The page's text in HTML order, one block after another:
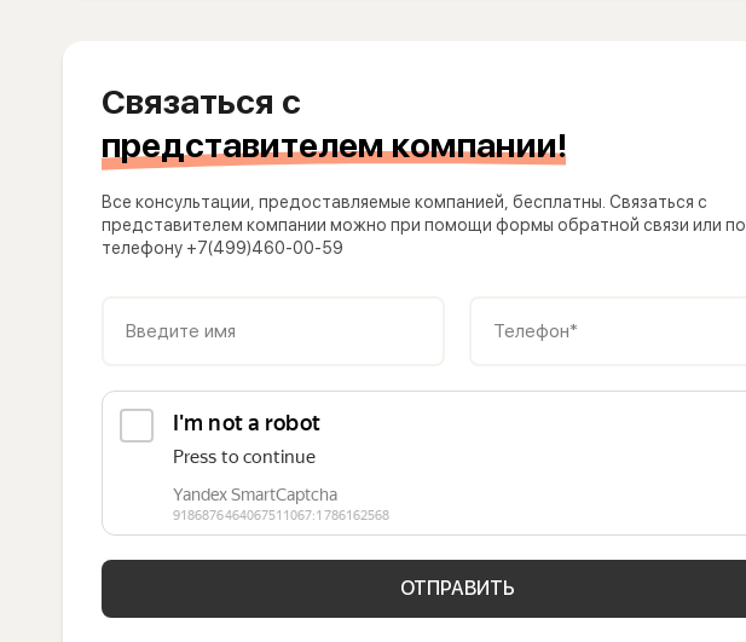
Связаться с
представителем компании!
Все консультации, предоставляемые компанией, бесплатны. Связаться с
представителем компании можно при помощи формы обратной связи или по
телефону +7(499)460-00-59
Введите имя Телефон*
ОТПРАВИТЬ